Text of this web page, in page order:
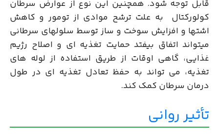
قابل توجه شود. همچنین این نوع از عوارض سرطان
کولورکتال به علت ترشح موادی از تومور و کاهش
اشتها و افزایش سوخت و ساز توسط سلولهای سرطانی
میتواند اتفاق بیفتد حمایت تغذیه ای و اصلاح رژیم
غذایی، گاهی اوقات از طریق استفاده از لوله های
تغذیه، می تواند به حفظ تعادل تغذیه ای در طول
درمان سرطان کمک کند.
تأثیر روانی